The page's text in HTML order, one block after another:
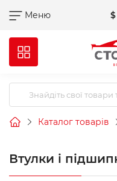
Меню $
Каталог товарів
Втулки і